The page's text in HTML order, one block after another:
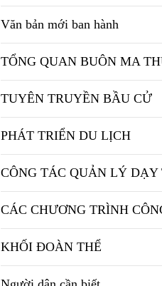
Văn bản mới ban hành
TỔNG QUAN BUÔN MA
TUYÊN TRUYỀN BẦU CỬ
PHÁT TRIỂN DU LỊCH
CÔNG TÁC QUẢN LÝ DẠY
CÁC CHƯƠNG TRÌNH
KHỐI ĐOÀN THỂ